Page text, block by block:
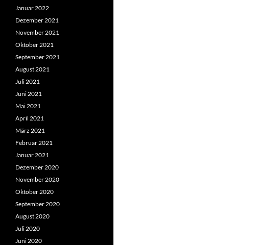
Januar 2022
Dezember 2021
November 2021
Oktober 2021
September 2021
August 2021
Juli 2021
Juni 2021
Mai 2021
April 2021
März 2021
Februar 2021
Januar 2021
Dezember 2020
November 2020
Oktober 2020
September 2020
August 2020
Juli 2020
Juni 2020